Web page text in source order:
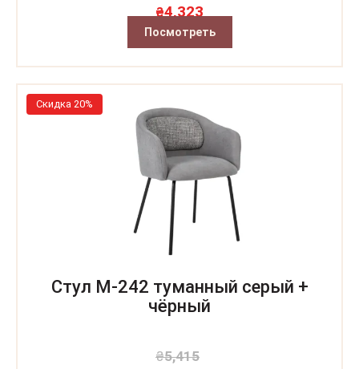
₴4,323
Посмотреть
Скидка 20%
Стул M-242 туманный серый +
чёрный
₴5,415